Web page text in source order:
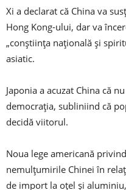
Xi a declarat că China va
Hong Kong-ului, dar va
„conștiința națională și
asiatic.
Japonia a acuzat China că
democrația, subliniind că
decidă viitorul.
Noua lege americană
nemulțumirile Chinei în
de import la oțel și